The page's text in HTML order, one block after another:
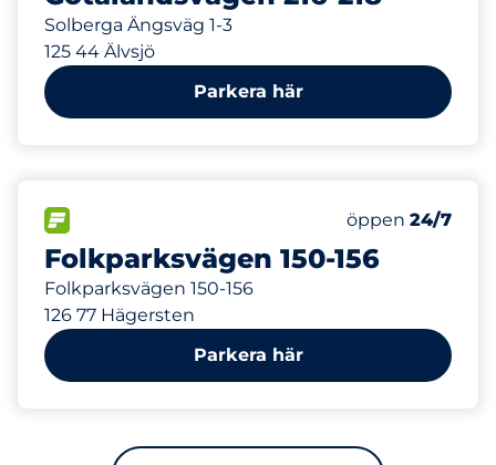
Solberga Ängsväg 1-3
125 44 Älvsjö
Parkera här
Folkparksvägen 150-156
Folkparksvägen 150-156
126 77 Hägersten
Antal
Totalt antal
Electric Car
Lördag
öppen 24/7
545 m
Parkera här